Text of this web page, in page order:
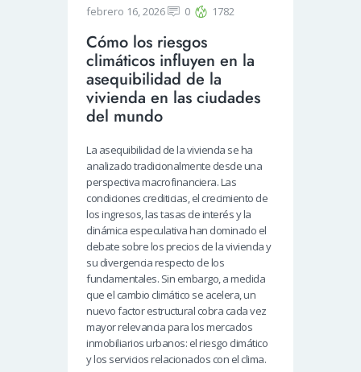
febrero 16, 2026 0 1782
Cómo los riesgos
climáticos influyen en la
asequibilidad de la
vivienda en las ciudades
del mundo
La asequibilidad de la vivienda se ha
analizado tradicionalmente desde una
perspectiva macrofinanciera. Las
condiciones crediticias, el crecimiento de
los ingresos, las tasas de interés y la
dinámica especulativa han dominado el
debate sobre los precios de la vivienda y
su divergencia respecto de los
fundamentales. Sin embargo, a medida
que el cambio climático se acelera, un
nuevo factor estructural cobra cada vez
mayor relevancia para los mercados
inmobiliarios urbanos: el riesgo climático
y los servicios relacionados con el clima.